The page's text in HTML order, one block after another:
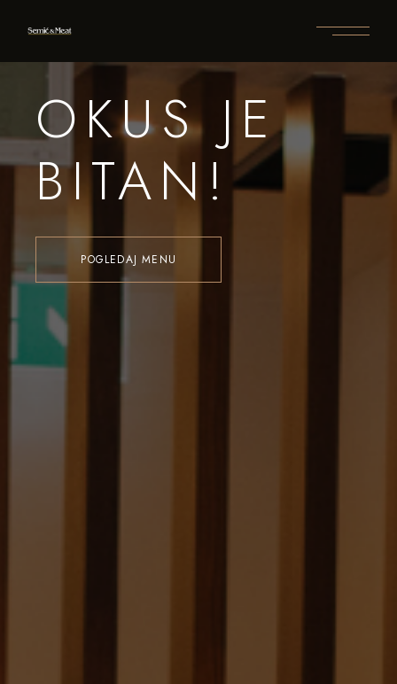
OKUS JE
BITAN!
POGLEDAJ MENU